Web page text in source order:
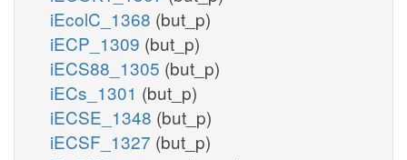
iEcolC_1368 (but_p)
iECP_1309 (but_p)
iECS88_1305 (but_p)
iECs_1301 (but_p)
iECSE_1348 (but_p)
iECSF_1327 (but_p)